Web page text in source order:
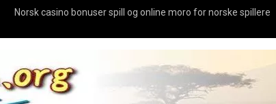
Norsk casino bonuser spill og online moro for norske spillere